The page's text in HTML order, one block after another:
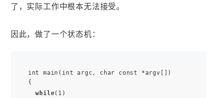
了，实际工作中根本无法接受。
因此，做了一个状态机：
int main(int argc, char const *argv[])
{
while(1)